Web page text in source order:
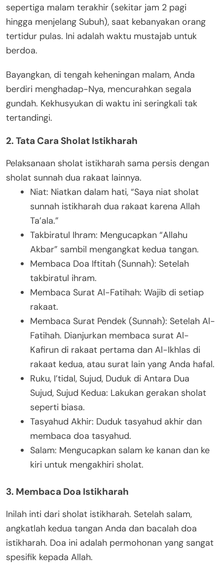
sepertiga malam terakhir (sekitar jam 2 pagi
hingga menjelang Subuh), saat kebanyakan orang
tertidur pulas. Ini adalah waktu mustajab untuk
berdoa.
Bayangkan, di tengah keheningan malam, Anda
berdiri menghadap-Nya, mencurahkan segala
gundah. Kekhusyukan di waktu ini seringkali tak
tertandingi.
2. Tata Cara Sholat Istikharah
Pelaksanaan sholat istikharah sama persis dengan
sholat sunnah dua rakaat lainnya.
Niat: Niatkan dalam hati, “Saya niat sholat
sunnah istikharah dua rakaat karena Allah
Ta’ala.”
Takbiratul Ihram: Mengucapkan “Allahu
Akbar” sambil mengangkat kedua tangan.
Membaca Doa Iftitah (Sunnah): Setelah
takbiratul ihram.
Membaca Surat Al-Fatihah: Wajib di setiap
rakaat.
Membaca Surat Pendek (Sunnah): Setelah Al-
Fatihah. Dianjurkan membaca surat Al-
Kafirun di rakaat pertama dan Al-Ikhlas di
rakaat kedua, atau surat lain yang Anda hafal.
Ruku, I’tidal, Sujud, Duduk di Antara Dua
Sujud, Sujud Kedua: Lakukan gerakan sholat
seperti biasa.
Tasyahud Akhir: Duduk tasyahud akhir dan
membaca doa tasyahud.
Salam: Mengucapkan salam ke kanan dan ke
kiri untuk mengakhiri sholat.
3. Membaca Doa Istikharah
Inilah inti dari sholat istikharah. Setelah salam,
angkatlah kedua tangan Anda dan bacalah doa
istikharah. Doa ini adalah permohonan yang sangat
spesifik kepada Allah.